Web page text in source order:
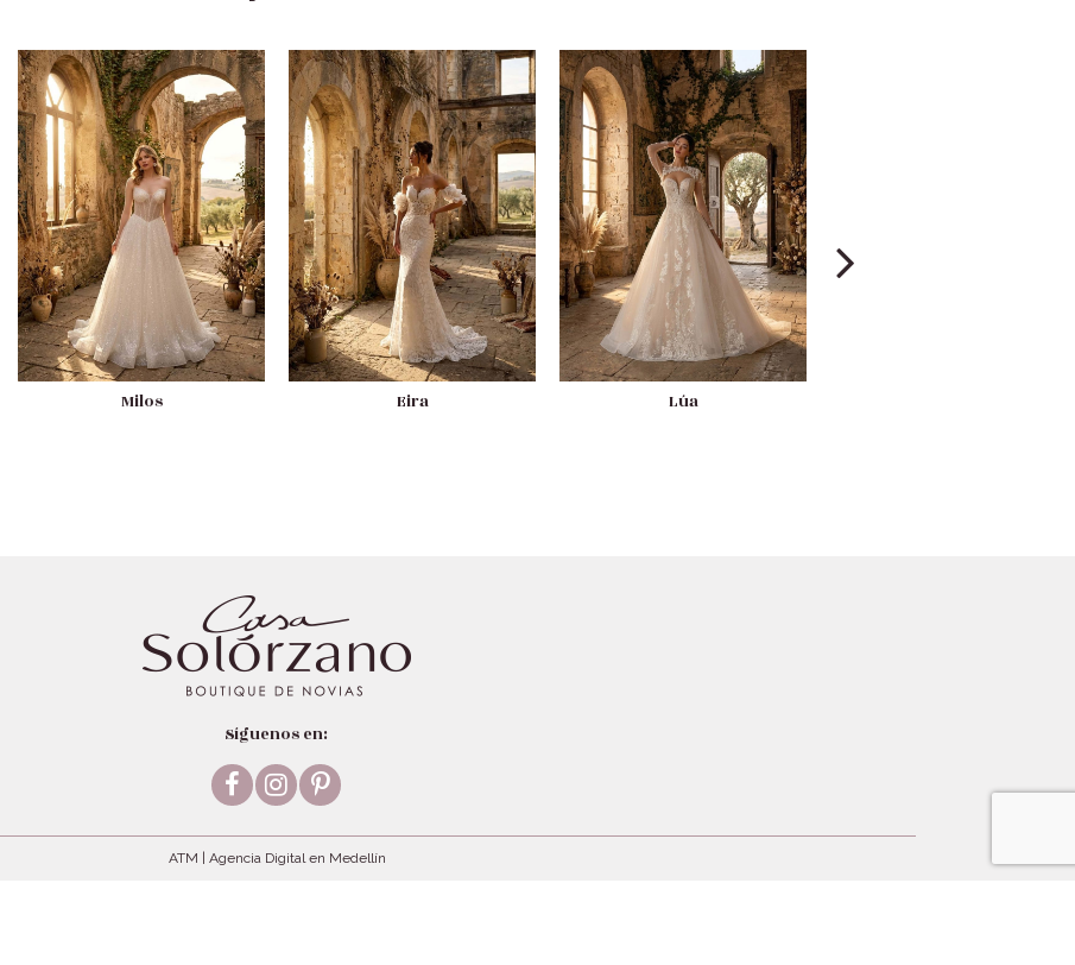
Milos Eira Lúa
Síguenos en:
FacebookInstagram
Pinterest
ATM | Agencia Digital en Medellín